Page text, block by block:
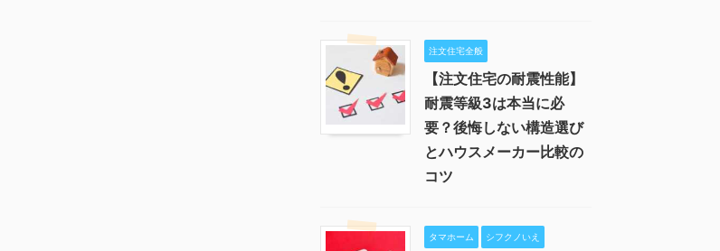
注文住宅全般
【注文住宅の耐震性能】
耐震等級3は本当に必
要？後悔しない構造選び
とハウスメーカー比較の
コツ
タマホーム シフクノいえ